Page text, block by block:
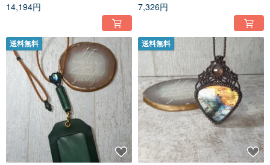
14,194円
7,326円
送料無料 送料無料